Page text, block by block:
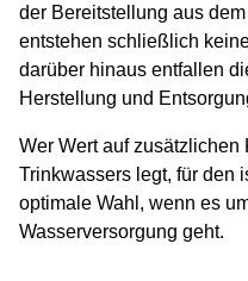
der Bereitstellung aus
entstehen schließlich
darüber hinaus entfallen
Herstellung und
Wer Wert auf
Trinkwassers legt, für den
optimale Wahl, wenn es
Wasserversorgung geht.